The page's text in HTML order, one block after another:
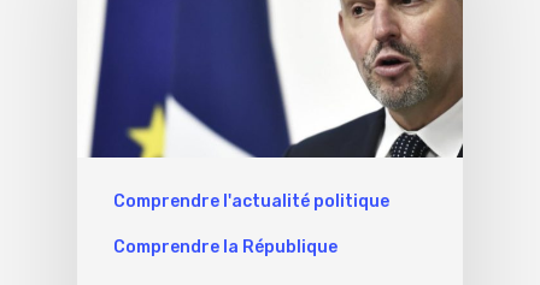
Comprendre l'actualité politique
Comprendre la République